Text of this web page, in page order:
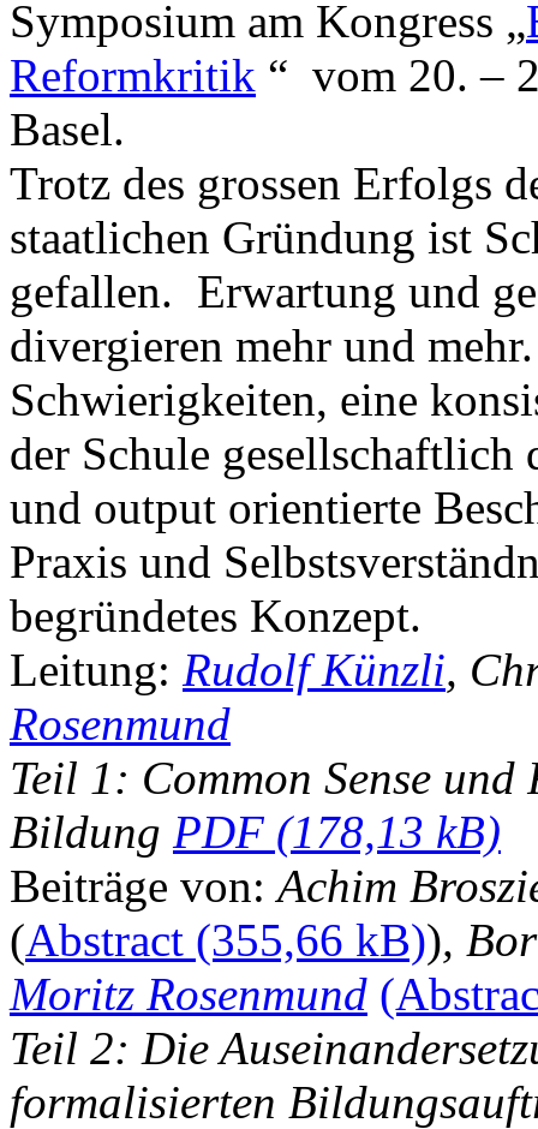
Symposium am Kongress „
Reformkritik “ vom 20. –
Basel.
Trotz des grossen Erfolgs
staatlichen Gründung ist
gefallen. Erwartung und
divergieren mehr und
Schwierigkeiten, eine
der Schule gesellschaftlich
und output orientierte
Praxis und
begründetes Konzept.
Leitung: Rudolf Künzli,
Rosenmund
Teil 1: Common Sense
Bildung PDF
Beiträge von:Achim
(Abstract ),
Moritz Rosenmund
Teil 2: Die
formalisierten